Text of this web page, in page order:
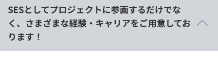
個人向けプラン
法人向けプラン
SESとしてプロジェクトに参画するだけでな
く、さまざまな経験・キャリアをご用意してお
ります！